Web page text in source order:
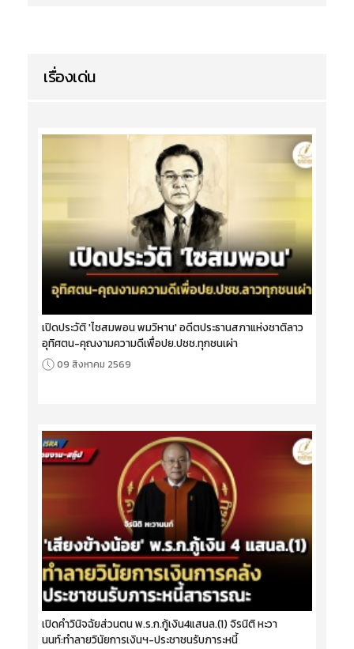
เรื่องเด่น
เปิดประวัติ 'ไซสมพอน พมวิหาน' อดีตประธานสภาแห่งชาติลาว
อุทิศตน-คุณงามความดีเพื่อปย.ปชช.ทุกชนเผ่า
09 สิงหาคม 2569
เปิดคำวินิจฉัยส่วนตน พ.ร.ก.กู้เงิน4แสนล.(1) จิรนิติ หะวา
นนท์:ทำลายวินัยการเงินฯ-ประชาชนรับภาระหนี้